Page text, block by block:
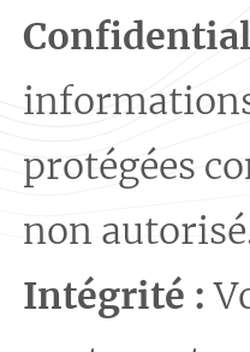
protégées
non
Intégrité :